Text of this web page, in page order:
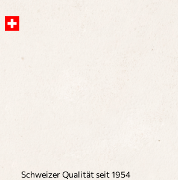
Schweizer Qualität seit 1954